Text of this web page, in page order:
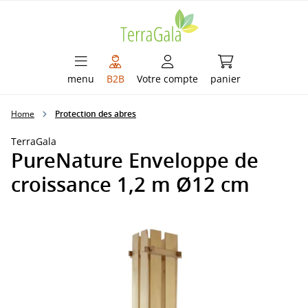
menu B2B Votre compte panier
Le panier
Home Protection des abres
TerraGala
PureNature Enveloppe de
croissance 1,2 m Ø12 cm